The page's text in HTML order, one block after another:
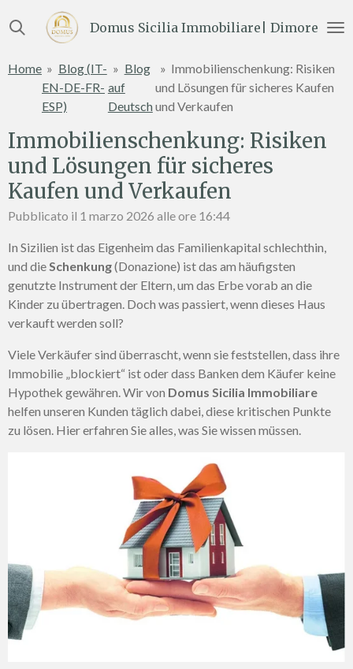
al
principale
Domus Sicilia Immobiliare| Dimore e
Home » Blog (IT-
EN-DE-FR-
ESP)
» Blog
auf
Deutsch
» Immobilienschenkung: Risiken
und Lösungen für sicheres Kaufen
und Verkaufen
Immobilienschenkung: Risiken
und Lösungen für sicheres
Kaufen und Verkaufen
Pubblicato il 1 marzo 2026 alle ore 16:44
In Sizilien ist das Eigenheim das Familienkapital schlechthin,
und die Schenkung(Donazione) ist das am häufigsten
genutzte Instrument der Eltern, um das Erbe vorab an die
Kinder zu übertragen. Doch was passiert, wenn dieses Haus
verkauft werden soll?
Viele Verkäufer sind überrascht, wenn sie feststellen, dass ihre
Immobilie „blockiert“ ist oder dass Banken dem Käufer keine
Hypothek gewähren. Wir von Domus Sicilia Immobiliare
helfen unseren Kunden täglich dabei, diese kritischen Punkte
zu lösen. Hier erfahren Sie alles, was Sie wissen müssen.